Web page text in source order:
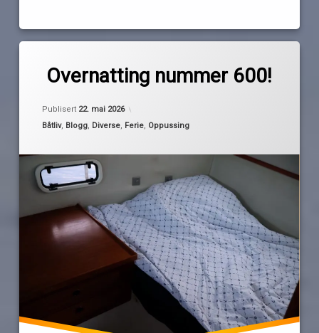
Overnatting nummer 600!
Publisert 22. mai 2026
Kategorier:
Båtliv, Blogg Diverse Ferie Oppussing
rundt